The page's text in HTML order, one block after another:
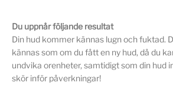
Du uppnår följande resultat
Din hud kommer kännas lugn och fuktad.
kännas som om du fått en ny hud, då du
undvika orenheter, samtidigt som din hud
skör inför påverkningar!